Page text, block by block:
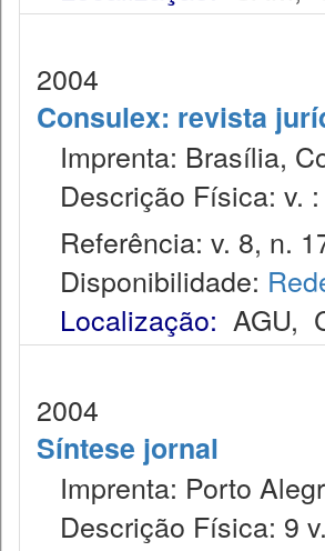
2004
Consulex: revista
Imprenta: Brasília,
Descrição Física: v.
Referência: v. 8, n.
Disponibilidade:
Localização: AGU,
2004
Síntese jornal
Imprenta: Porto
Descrição Física: 9 v.